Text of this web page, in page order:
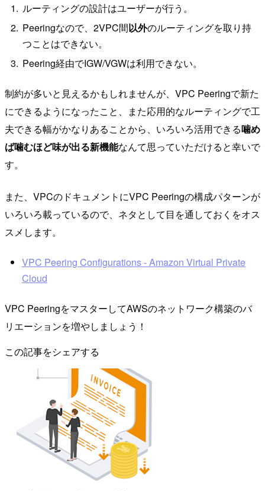
ルーティングの設計はユーザーが行う。
Peeringなので、2VPC間以外のルーティングを取り持
つことはできない。
Peering経由でIGW/VGWは利用できない。
制約が多いと見えるかもしれませんが、VPC Peeringで新た
にできるようになったこと、また応用的なルーティングで工
夫できる幅がかなりあることから、いろいろ活用できる噛め
ば噛むほど味が出る新機能なんて思っていただけると幸いで
す。
また、VPCのドキュメントにVPC Peeringの構成パターンが
いろいろ載っているので、ネタとして目を通しておくをオス
スメします。
VPC Peering Configurations - Amazon Virtual Private
Cloud
VPC PeeringをマスターしてAWSのネットワーク構築のバ
リエーションを増やしましょう！
この記事をシェアする